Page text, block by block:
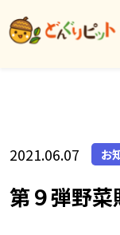
2021.06.07 お
第９弾野菜